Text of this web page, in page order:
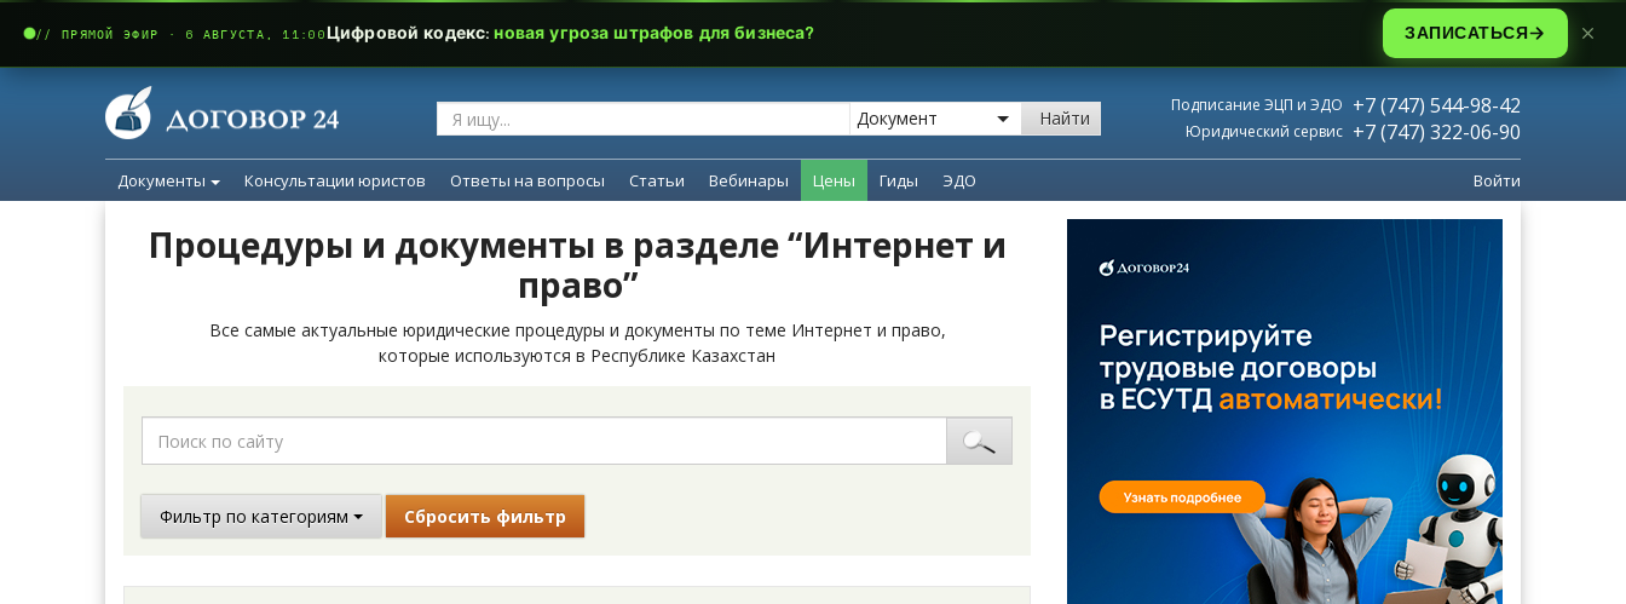
Найти
Подписание ЭЦП и ЭДО +7 (747) 544-98-42
Юридический сервис +7 (747) 322-06-90
Документы Консультации юристов Ответы на вопросы Статьи Вебинары Цены Гиды ЭДО Войти
Процедуры и документы в разделе “Интернет и
право”
Все самые актуальные юридические процедуры и документы по теме Интернет и право,
которые используются в Республике Казахстан
Фильтр по категориям Сбросить фильтр
// ПРЯМОЙ ЭФИР · 6 АВГУСТА, 11:00Цифровой кодекс:новая угроза штрафов для бизнеса? ЗАПИСАТЬСЯ